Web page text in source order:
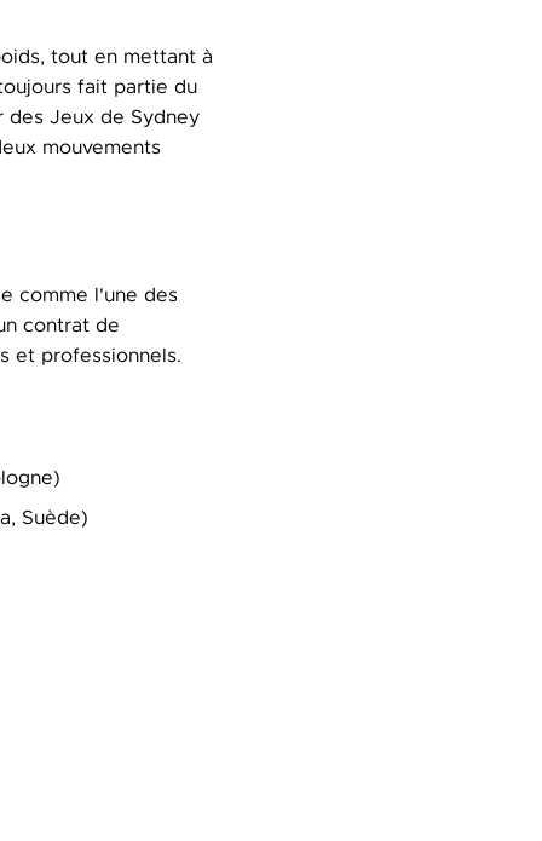
tout en mettant à
fait partie du
Jeux de Sydney
mouvements
comme l'une des
contrat de
et professionnels.
Suède)